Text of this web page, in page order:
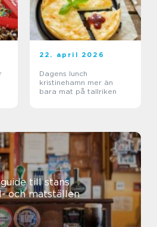
22. april 2026
Dagens lunch
kristinehamn mer än
bara mat på tallriken
och matställen